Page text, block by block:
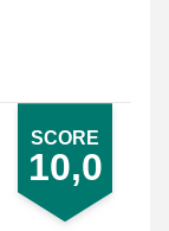
SCORE
10,0